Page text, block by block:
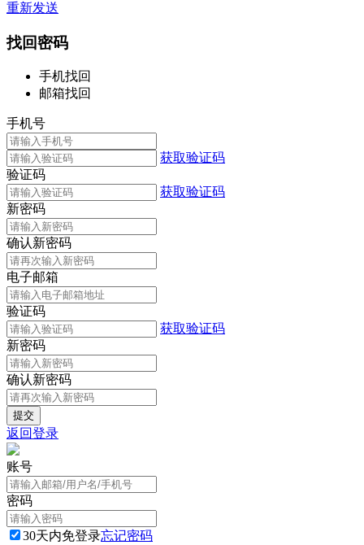
重新发送
找回密码
手机找回
邮箱找回
手机号
获取验证码
验证码
获取验证码
新密码
确认新密码
电子邮箱
验证码
获取验证码
新密码
确认新密码
返回登录
账号
密码
30天内免登录忘记密码